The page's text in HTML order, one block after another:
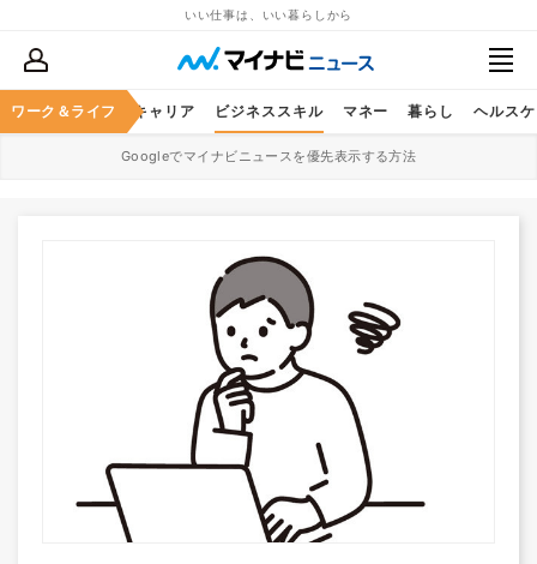
いい仕事は、いい暮らしから
ワーク＆ライフ キャリア ビジネススキル マネー 暮らし ヘルス
Googleでマイナビニュースを優先表示する方法